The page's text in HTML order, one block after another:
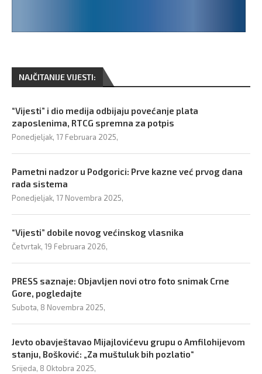
NAJČITANIJE VIJESTI:
“Vijesti” i dio medija odbijaju povećanje plata
zaposlenima, RTCG spremna za potpis
Ponedjeljak, 17 Februara 2025,
Pametni nadzor u Podgorici: Prve kazne već prvog dana
rada sistema
Ponedjeljak, 17 Novembra 2025,
“Vijesti” dobile novog većinskog vlasnika
Četvrtak, 19 Februara 2026,
PRESS saznaje: Objavljen novi otro foto snimak Crne
Gore, pogledajte
Subota, 8 Novembra 2025,
Jevto obavještavao Mijajlovićevu grupu o Amfilohijevom
stanju, Bošković: „Za muštuluk bih pozlatio“
Srijeda, 8 Oktobra 2025,